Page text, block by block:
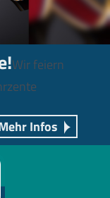
Wir feiern
Infos